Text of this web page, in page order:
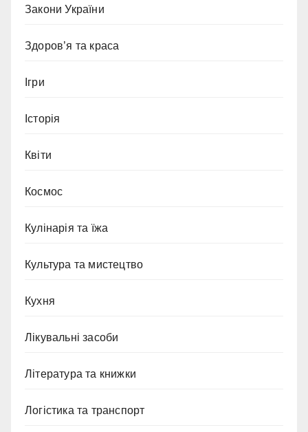
Закони України
Здоров’я та краса
Ігри
Історія
Квіти
Космос
Кулінарія та їжа
Культура та мистецтво
Кухня
Лікувальні засоби
Література та книжки
Логістика та транспорт